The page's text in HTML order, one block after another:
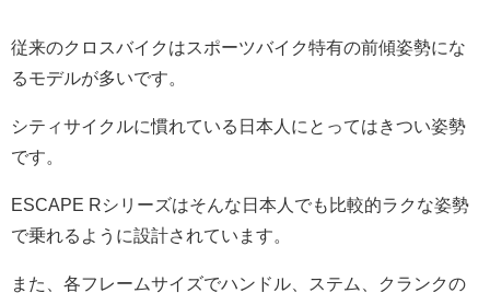
従来のクロスバイクはスポーツバイク特有の前傾姿勢にな
るモデルが多いです。
シティサイクルに慣れている日本人にとってはきつい姿勢
です。
ESCAPE Rシリーズはそんな日本人でも比較的ラクな姿勢
で乗れるように設計されています。
また、各フレームサイズでハンドル、ステム、クランクの